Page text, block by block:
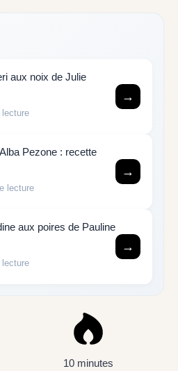
aux noix de Julie
lecture
→
Pezone : recette
lecture
→
aux poires de Pauline
lecture
→
10 minutes